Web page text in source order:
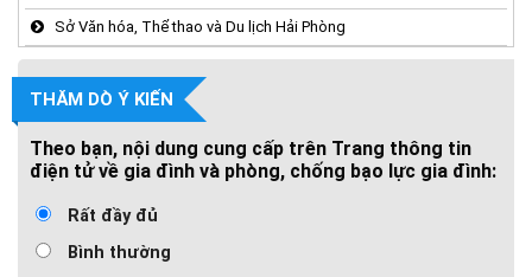
Sở Văn hóa, Thể thao và Du lịch Hải Phòng
THĂM DÒ Ý KIẾN
Theo bạn, nội dung cung cấp trên Trang thông tin
điện tử về gia đình và phòng, chống bạo lực gia đình:
Rất đầy đủ
Bình thường